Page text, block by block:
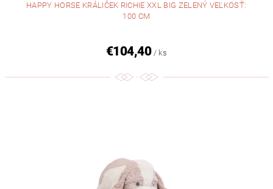
HAPPY HORSE KRÁLIČEK RICHIE XXL BIG ZELENÝ VEĽKOSŤ:
100 CM
€104,40 / ks